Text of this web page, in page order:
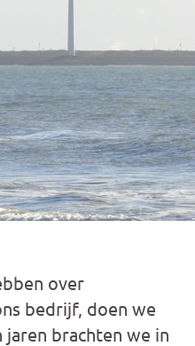
over
bedrijf, doen we
brachten we in